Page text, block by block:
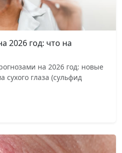
2026 год: что на
на 2026 год: новые
глаза (сульфид